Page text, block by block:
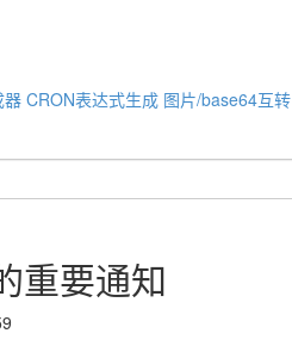
器 CRON表达式生成 图片/base64互转
重要通知